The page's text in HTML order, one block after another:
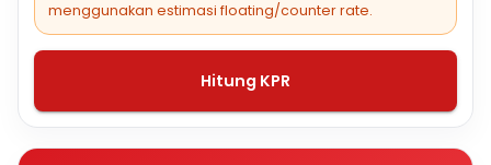
menggunakan estimasi floating/counter rate.
Hitung KPR